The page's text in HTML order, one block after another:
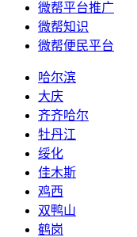
微帮平台推广
微帮知识
微帮便民平台
哈尔滨
大庆
齐齐哈尔
牡丹江
绥化
佳木斯
鸡西
双鸭山
鹤岗